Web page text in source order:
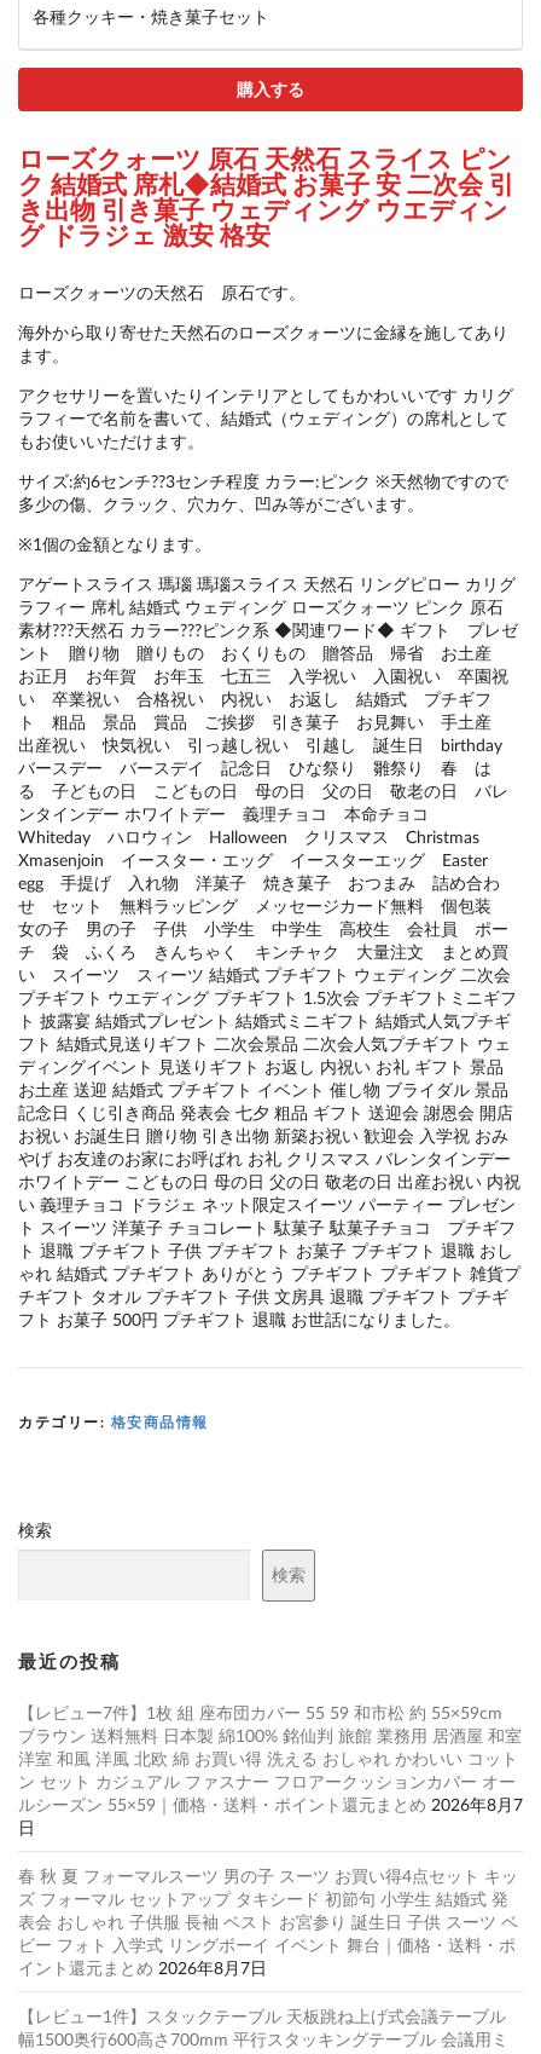
各種クッキー・焼き菓子セット
購入する
ローズクォーツ 原石 天然石 スライス ピン
ク 結婚式 席札◆結婚式 お菓子 安 二次会 引
き出物 引き菓子 ウェディング ウエディン
グ ドラジェ 激安 格安
ローズクォーツの天然石 原石です。
海外から取り寄せた天然石のローズクォーツに金縁を施してあり
ます。
アクセサリーを置いたりインテリアとしてもかわいいです カリグ
ラフィーで名前を書いて、結婚式（ウェディング）の席札として
もお使いいただけます。
サイズ:約6センチ??3センチ程度 カラー:ピンク ※天然物ですので
多少の傷、クラック、穴カケ、凹み等がございます。
※1個の金額となります。
アゲートスライス 瑪瑙 瑪瑙スライス 天然石 リングピロー カリグ
ラフィー 席札 結婚式 ウェディング ローズクォーツ ピンク 原石
素材???天然石 カラー???ピンク系 ◆関連ワード◆ ギフト プレゼ
ント 贈り物 贈りもの おくりもの 贈答品 帰省 お土産
お正月 お年賀 お年玉 七五三 入学祝い 入園祝い 卒園祝
い 卒業祝い 合格祝い 内祝い お返し 結婚式 プチギフ
ト 粗品 景品 賞品 ご挨拶 引き菓子 お見舞い 手土産
出産祝い 快気祝い 引っ越し祝い 引越し 誕生日 birthday
バースデー バースデイ 記念日 ひな祭り 雛祭り 春 は
る 子どもの日 こどもの日 母の日 父の日 敬老の日 バレ
ンタインデー ホワイトデー 義理チョコ 本命チョコ
Whiteday ハロウィン Halloween クリスマス Christmas
Xmasenjoin イースター・エッグ イースターエッグ Easter
egg 手提げ 入れ物 洋菓子 焼き菓子 おつまみ 詰め合わ
せ セット 無料ラッピング メッセージカード無料 個包装
女の子 男の子 子供 小学生 中学生 高校生 会社員 ポー
チ 袋 ふくろ きんちゃく キンチャク 大量注文 まとめ買
い スイーツ スィーツ 結婚式 プチギフト ウェディング 二次会
プチギフト ウエディング プチギフト 1.5次会 プチギフトミニギフ
ト 披露宴 結婚式プレゼント 結婚式ミニギフト 結婚式人気プチギ
フト 結婚式見送りギフト 二次会景品 二次会人気プチギフト ウェ
ディングイベント 見送りギフト お返し 内祝い お礼 ギフト 景品
お土産 送迎 結婚式 プチギフト イベント 催し物 ブライダル 景品
記念日 くじ引き商品 発表会 七夕 粗品 ギフト 送迎会 謝恩会 開店
お祝い お誕生日 贈り物 引き出物 新築お祝い 歓迎会 入学祝 おみ
やげ お友達のお家にお呼ばれ お礼 クリスマス バレンタインデー
ホワイトデー こどもの日 母の日 父の日 敬老の日 出産お祝い 内祝
い 義理チョコ ドラジェ ネット限定スイーツ パーティー プレゼン
ト スイーツ 洋菓子 チョコレート 駄菓子 駄菓子チョコ プチギフ
ト 退職 プチギフト 子供 プチギフト お菓子 プチギフト 退職 おし
ゃれ 結婚式 プチギフト ありがとう プチギフト プチギフト 雑貨プ
チギフト タオル プチギフト 子供 文房具 退職 プチギフト プチギ
フト お菓子 500円 プチギフト 退職 お世話になりました。
カテゴリー: 格安商品情報
検索
検索
最近の投稿
【レビュー7件】1枚 組 座布団カバー 55 59 和市松 約 55×59cm
ブラウン 送料無料 日本製 綿100% 銘仙判 旅館 業務用 居酒屋 和室
洋室 和風 洋風 北欧 綿 お買い得 洗える おしゃれ かわいい コット
ン セット カジュアル ファスナー フロアークッションカバー オー
ルシーズン 55×59｜価格・送料・ポイント還元まとめ 2026年8月7
日
春 秋 夏 フォーマルスーツ 男の子 スーツ お買い得4点セット キッ
ズ フォーマル セットアップ タキシード 初節句 小学生 結婚式 発
表会 おしゃれ 子供服 長袖 ベスト お宮参り 誕生日 子供 スーツ ベ
ビー フォト 入学式 リングボーイ イベント 舞台｜価格・送料・ポ
イント還元まとめ 2026年8月7日
【レビュー1件】スタックテーブル 天板跳ね上げ式会議テーブル
幅1500奥行600高さ700mm 平行スタッキングテーブル 会議用ミ